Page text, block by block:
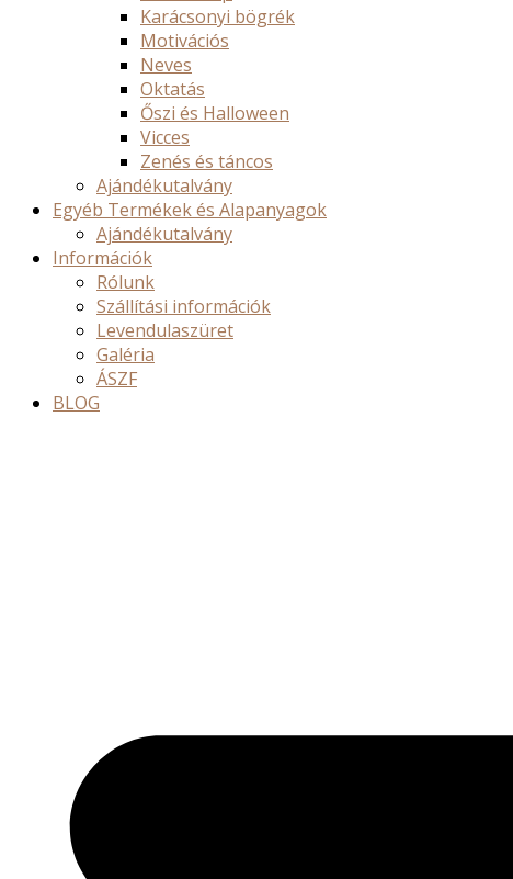
Karácsonyi bögrék
Motivációs
Neves
Oktatás
Őszi és Halloween
Vicces
Zenés és táncos
Ajándékutalvány
Egyéb Termékek és Alapanyagok
Ajándékutalvány
Információk
Rólunk
Szállítási információk
Levendulaszüret
Galéria
ÁSZF
BLOG